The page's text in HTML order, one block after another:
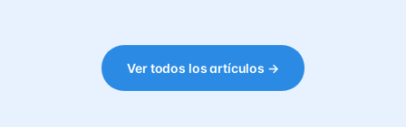
Ver todos los artículos →